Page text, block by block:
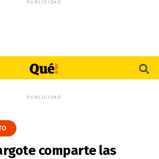
PUBLICIDAD
PUBLICIDAD
comparte las